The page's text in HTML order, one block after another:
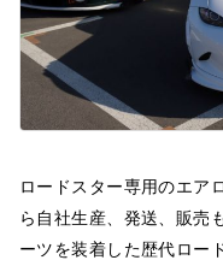
ロードスター専用のエア
ら自社生産、発送、販売
ーツを装着した歴代ロー